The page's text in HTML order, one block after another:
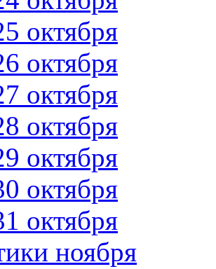
октября
октября
октября
октября
октября
октября
октября
ноября